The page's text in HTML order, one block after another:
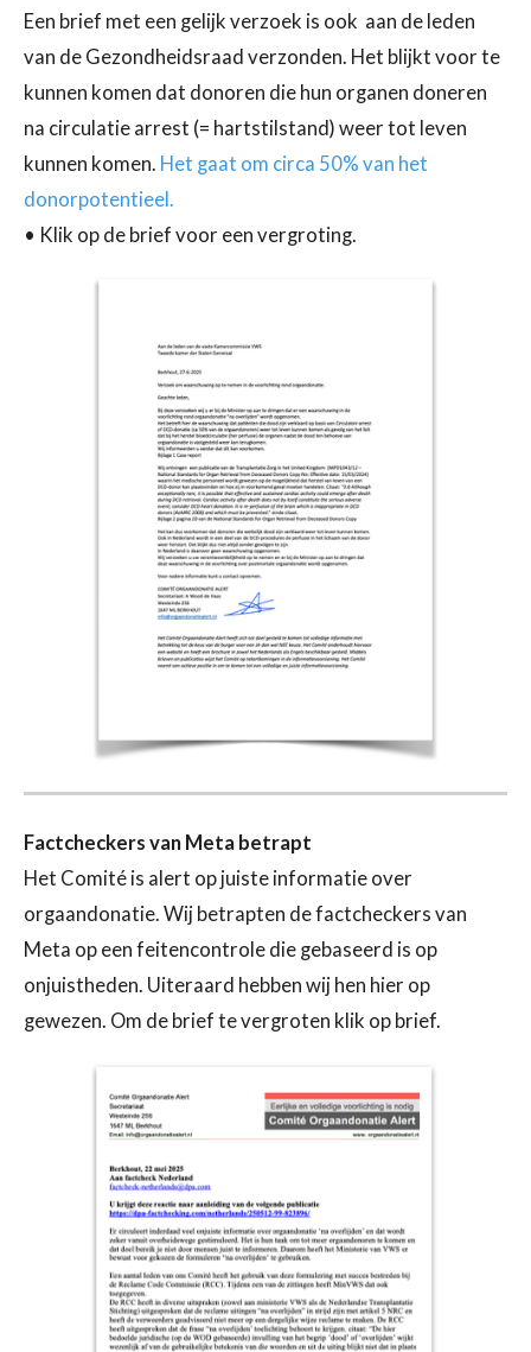
Een brief met een gelijk verzoek is ook aan de leden
van de Gezondheidsraad verzonden. Het blijkt voor te
kunnen komen dat donoren die hun organen doneren
na circulatie arrest (= hartstilstand) weer tot leven
kunnen komen. Het gaat om circa 50% van het
donorpotentieel.
• Klik op de brief voor een vergroting.
Factcheckers van Meta betrapt
Het Comité is alert op juiste informatie over
orgaandonatie. Wij betrapten de factcheckers van
Meta op een feitencontrole die gebaseerd is op
onjuistheden. Uiteraard hebben wij hen hier op
gewezen. Om de brief te vergroten klik op brief.